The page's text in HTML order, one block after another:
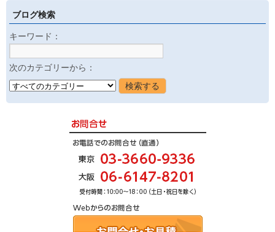
ブログ検索
キーワード：
次のカテゴリーから：